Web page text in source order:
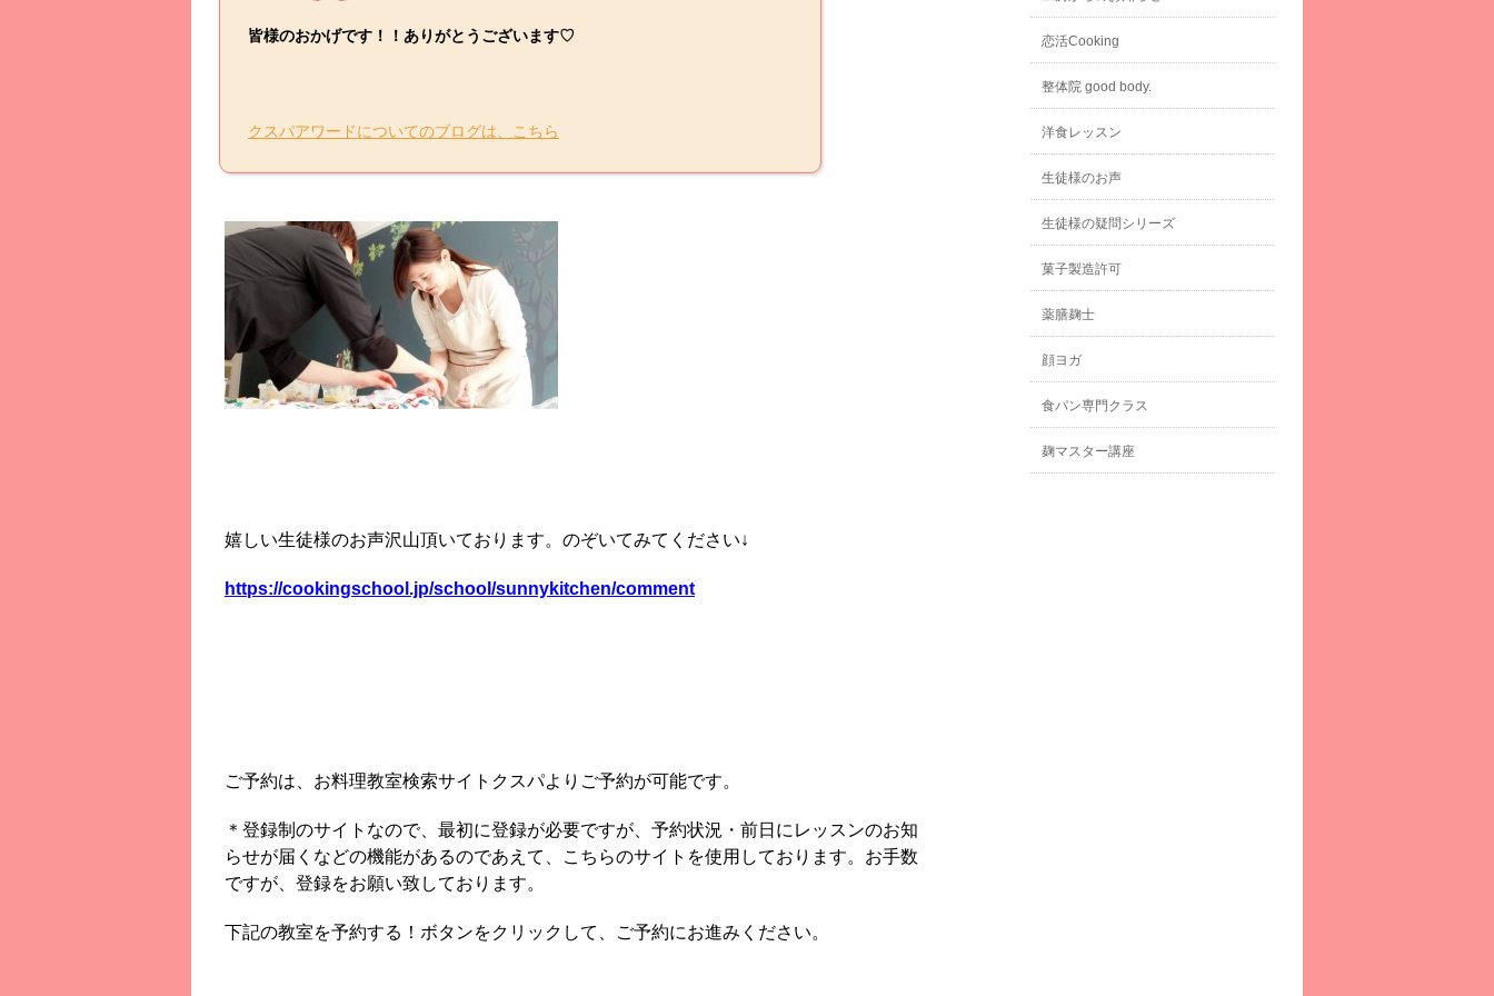
皆様のおかげです！！ありがとうございます♡
クスパアワードについてのブログは、こちら
嬉しい生徒様のお声沢山頂いております。のぞいてみてください↓
https://cookingschool.jp/school/sunnykitchen/comment
ご予約は、お料理教室検索サイトクスパよりご予約が可能です。
＊登録制のサイトなので、最初に登録が必要ですが、予約状況・前日にレッスンのお知
らせが届くなどの機能があるのであえて、こちらのサイトを使用しております。お手数
ですが、登録をお願い致しております。
下記の教室を予約する！ボタンをクリックして、ご予約にお進みください。
恋活Cooking
整体院 good body.
洋食レッスン
生徒様のお声
生徒様の疑問シリーズ
菓子製造許可
薬膳麹士
顔ヨガ
食パン専門クラス
麹マスター講座